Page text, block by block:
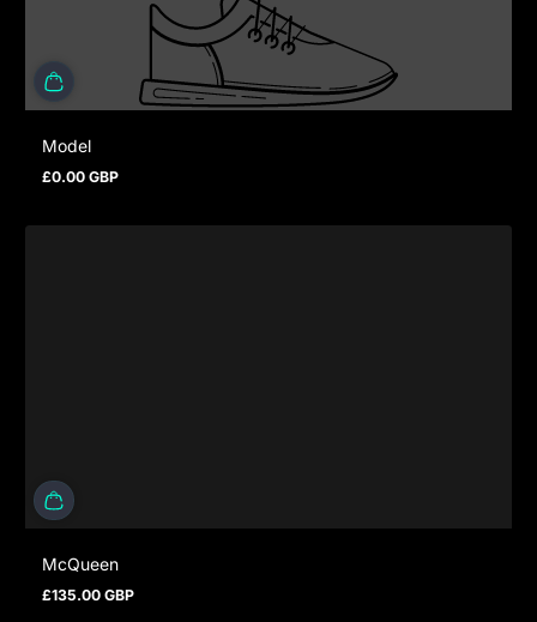
Model
Prix normal
£0.00 GBP
McQueen
Prix normal
£135.00 GBP